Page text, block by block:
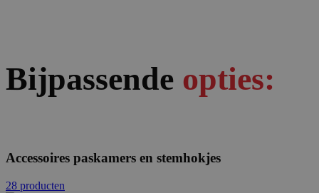
Bijpassende opties:
Accessoires paskamers en stemhokjes
28 producten